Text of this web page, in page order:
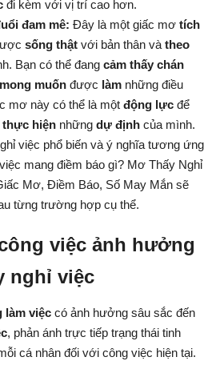
đi kèm với vị trí cao hơn.
đam mê: Đây là một giấc mơ tích
sống thật với bản thân và theo
Bạn có thể đang cảm thấy chán
mong muốn được làm những điều
mơ này có thể là một động lực để
thực hiện những dự định của mình.
mang điềm báo gì? Mơ Thấy Nghỉ
Mơ, Điềm Báo, Số May Mắn sẽ
từng trường hợp cụ thể.
việc ảnh hưởng
nghỉ việc
làm việc có ảnh hưởng sâu sắc đến
, phản ánh trực tiếp trạng thái tinh
cá nhân đối với công việc hiện tại.